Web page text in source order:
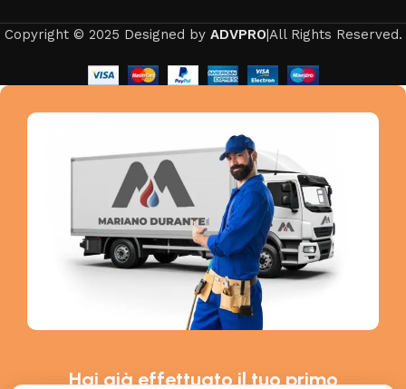
Copyright © 2025 Designed by ADVPRO|All Rights Reserved.
Hai già effettuato il tuo primo